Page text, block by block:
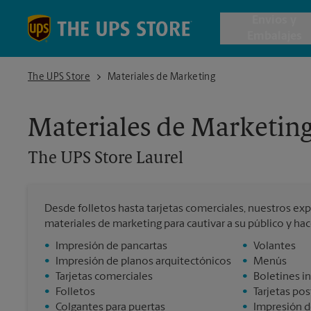
Cajas de
Envío
Todos los
The UPS Store
The UPS Store LaurelMateriales de Marketing
Materiales de
The UPS Store Laurel
Desde folletos hasta tarjetas comerciales, nuestros
materiales de marketing para cautivar a su público y
•
Impresión de pancartas
•
Impresión de planos arquitectónicos
•
Tarjetas comerciales
•
Folletos
• Colgantes para puertas
•
Volantes
•
Menús
•
Boletines
•
Tarjetas
•
Impresión